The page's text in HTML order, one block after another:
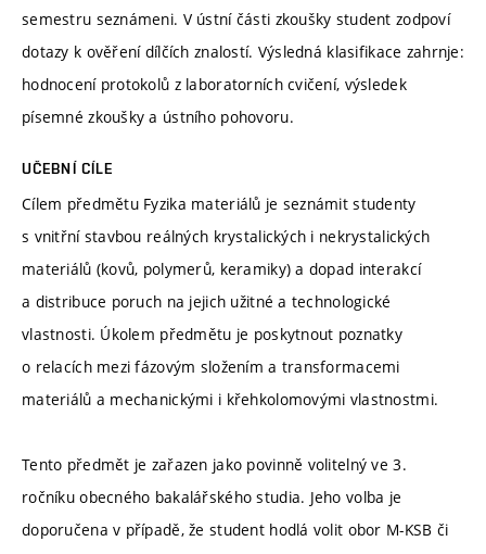
semestru seznámeni. V ústní části zkoušky student zodpoví
dotazy k ověření dílčích znalostí. Výsledná klasifikace zahrnje:
hodnocení protokolů z laboratorních cvičení, výsledek
písemné zkoušky a ústního pohovoru.
UČEBNÍ CÍLE
Cílem předmětu Fyzika materiálů je seznámit studenty
s vnitřní stavbou reálných krystalických i nekrystalických
materiálů (kovů, polymerů, keramiky) a dopad interakcí
a distribuce poruch na jejich užitné a technologické
vlastnosti. Úkolem předmětu je poskytnout poznatky
o relacích mezi fázovým složením a transformacemi
materiálů a mechanickými i křehkolomovými vlastnostmi.
Tento předmět je zařazen jako povinně volitelný ve 3.
ročníku obecného bakalářského studia. Jeho volba je
doporučena v případě, že student hodlá volit obor M-KSB či